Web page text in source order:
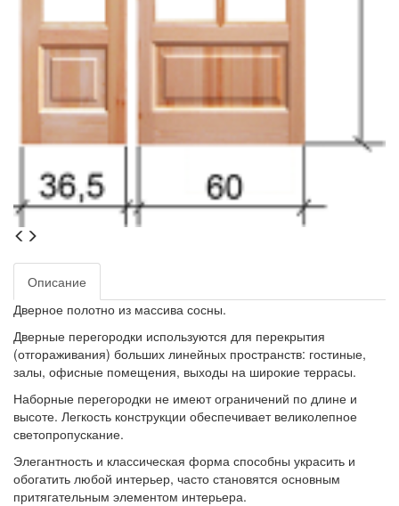
Описание
Дверное полотно из массива сосны.
Дверные перегородки используются для перекрытия
(отгораживания) больших линейных пространств: гостиные,
залы, офисные помещения, выходы на широкие террасы.
Наборные перегородки не имеют ограничений по длине и
высоте. Легкость конструкции обеспечивает великолепное
светопропускание.
Элегантность и классическая форма способны украсить и
обогатить любой интерьер, часто становятся основным
притягательным элементом интерьера.